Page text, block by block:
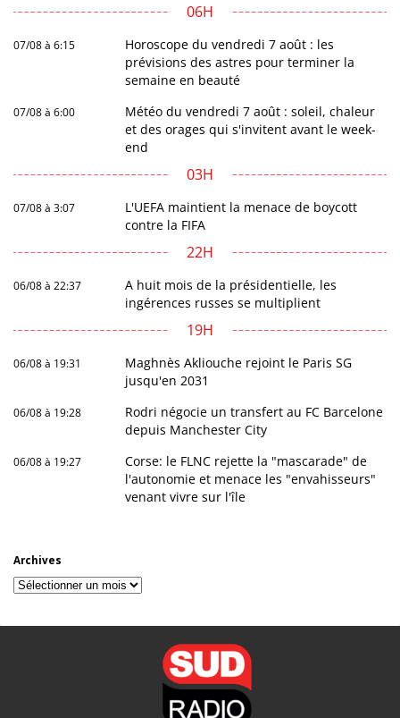
06H
07/08 à 6:15
Horoscope du vendredi 7 août : les
prévisions des astres pour terminer la
semaine en beauté
07/08 à 6:00
Météo du vendredi 7 août : soleil, chaleur
et des orages qui s'invitent avant le week-
end
03H
07/08 à 3:07
L'UEFA maintient la menace de boycott
contre la FIFA
22H
06/08 à 22:37
A huit mois de la présidentielle, les
ingérences russes se multiplient
19H
06/08 à 19:31
Maghnès Akliouche rejoint le Paris SG
jusqu'en 2031
06/08 à 19:28
Rodri négocie un transfert au FC Barcelone
depuis Manchester City
06/08 à 19:27
Corse: le FLNC rejette la "mascarade" de
l'autonomie et menace les "envahisseurs"
venant vivre sur l'île
Archives
Archives